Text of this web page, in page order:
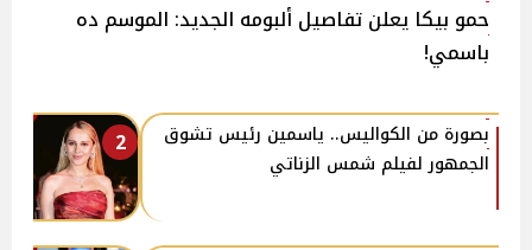
حمو بيكا يعلن تفاصيل ألبومه الجديد: الموسم ده
باسمي!
2
بصورة من الكواليس.. ياسمين رئيس تشوق
الجمهور لفيلم شمس الزناتي